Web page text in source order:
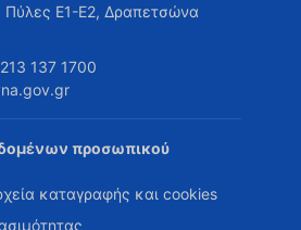
Πύλες Ε1-Ε2, Δραπετσώνα
137 1700
προσωπικού
καταγραφής και cookies